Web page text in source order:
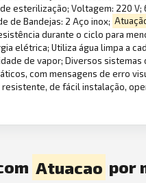
esterilização; Voltagem: 220 V;
de Bandejas: 2 Aço inox;
durante o ciclo para
elétrica; Utiliza água limpa a
de vapor; Diversos sistemas
com mensagens de erro
de fácil instalação,
Atuacao por